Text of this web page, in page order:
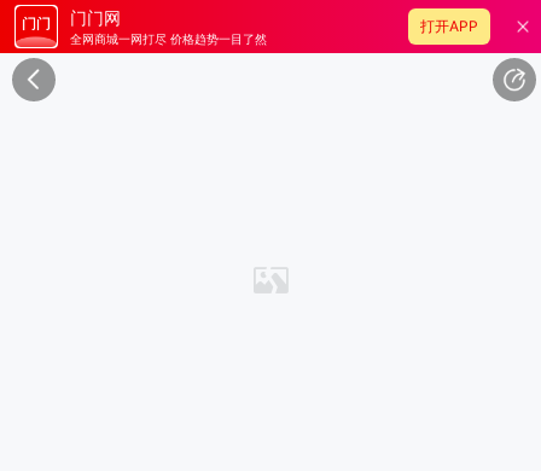
门门网
全网商城一网打尽 价格趋势一目了然
打开APP